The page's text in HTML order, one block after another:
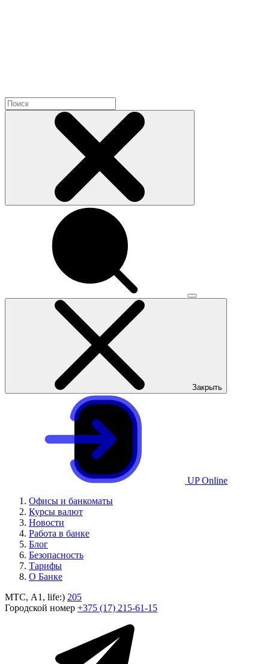
Закрыть
UP Online
Офисы и банкоматы
Курсы валют
Новости
Работа в банке
Блог
Безопасность
Тарифы
О Банке
МТС, A1, life:) 205
Городской номер +375 (17) 215-61-15